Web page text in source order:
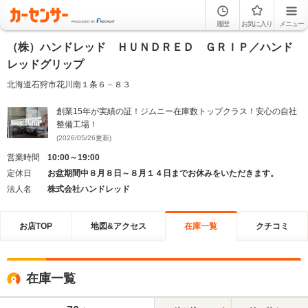
履歴 お気に入り メニュー
（株）ハンドレッド ＨＵＮＤＲＥＤ ＧＲＩＰ／ハンド
レッドグリップ
北海道石狩市花川南１条６－８３
創業15年が実績の証！ジムニー在庫数トップクラス！安心の自社
整備工場！
(2026/05/26更新)
営業時間
10:00～19:00
定休日
お盆期間中８月８日～８月１４日までお休みをいただきます。
法人名
株式会社ハンドレッド
お店TOP 地図&アクセス 在庫一覧 クチコミ
在庫一覧